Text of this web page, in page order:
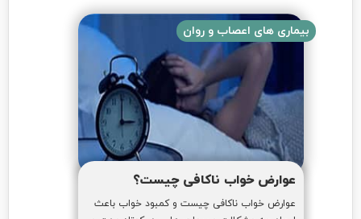
بیماری های اعصاب و روان
عوارض خواب ناکافی چیست؟
عوارض خواب ناکافی چیست و کمبود خواب باعث